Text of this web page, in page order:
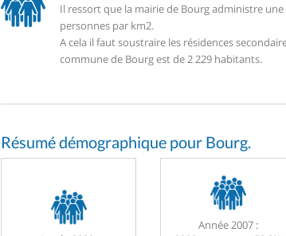
Il ressort que la mairie de Bourg administre
personnes par km2.
A cela il faut soustraire les résidences
commune de Bourg est de 2 229 habitants.
Résumé démographique pour Bourg.
Année 2007 :